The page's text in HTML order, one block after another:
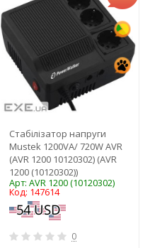
Стабілізатор напруги
Mustek 1200VA/ 720W AVR
(AVR 1200 10120302) (AVR
1200 (10120302))
Арт: AVR 1200 (10120302)
Код: 147614
0